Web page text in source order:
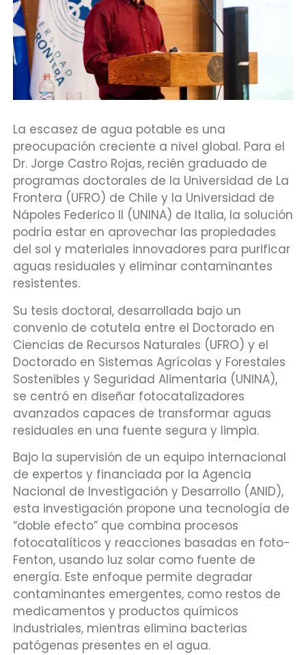
La escasez de agua potable es una
preocupación creciente a nivel global. Para el
Dr. Jorge Castro Rojas, recién graduado de
programas doctorales de la Universidad de La
Frontera (UFRO) de Chile y la Universidad de
Nápoles Federico II (UNINA) de Italia, la solución
podría estar en aprovechar las propiedades
del sol y materiales innovadores para purificar
aguas residuales y eliminar contaminantes
resistentes.
Su tesis doctoral, desarrollada bajo un
convenio de cotutela entre el Doctorado en
Ciencias de Recursos Naturales (UFRO) y el
Doctorado en Sistemas Agrícolas y Forestales
Sostenibles y Seguridad Alimentaria (UNINA),
se centró en diseñar fotocatalizadores
avanzados capaces de transformar aguas
residuales en una fuente segura y limpia.
Bajo la supervisión de un equipo internacional
de expertos y financiada por la Agencia
Nacional de Investigación y Desarrollo (ANID),
esta investigación propone una tecnología de
“doble efecto” que combina procesos
fotocatalíticos y reacciones basadas en foto-
Fenton, usando luz solar como fuente de
energía. Este enfoque permite degradar
contaminantes emergentes, como restos de
medicamentos y productos químicos
industriales, mientras elimina bacterias
patógenas presentes en el agua.